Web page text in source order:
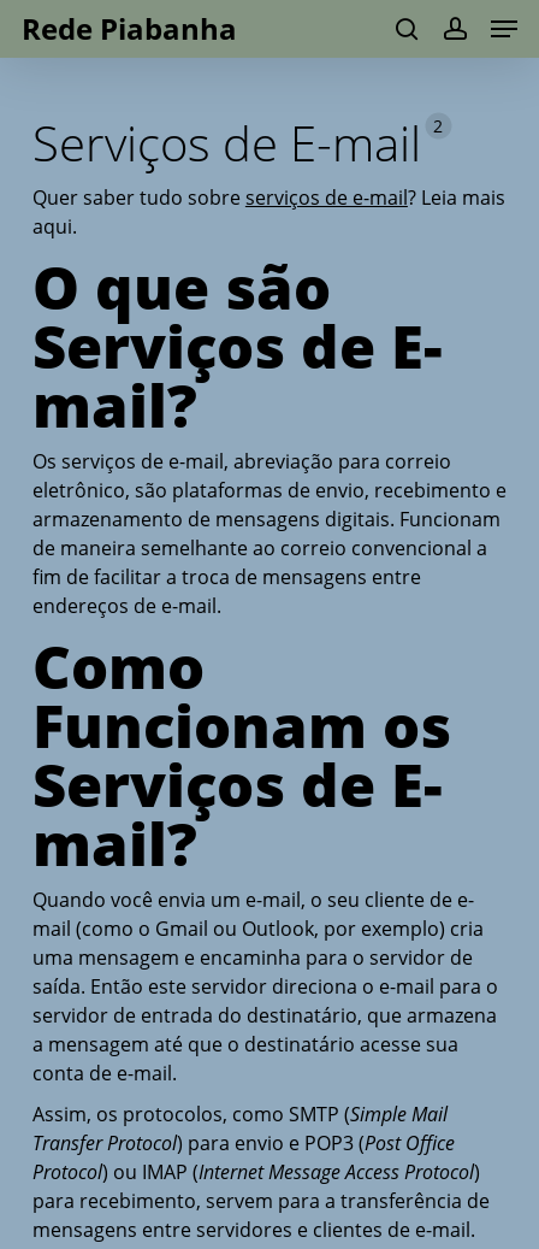
SkipRede Piabanha
searchaccount
Serviços de E-mail 2
Quer saber tudo sobreserviços de e-mail? Leia mais
aqui.
O que são
Serviços de E-
mail?
Os serviços de e-mail, abreviação para correio
eletrônico, são plataformas de envio, recebimento e
armazenamento de mensagens digitais. Funcionam
de maneira semelhante ao correio convencional a
fim de facilitar a troca de mensagens entre
endereços de e-mail.
Como
Funcionam os
Serviços de E-
mail?
Quando você envia um e-mail, o seu cliente de e-
mail (como o Gmail ou Outlook, por exemplo) cria
uma mensagem e encaminha para o servidor de
saída. Então este servidor direciona o e-mail para o
servidor de entrada do destinatário, que armazena
a mensagem até que o destinatário acesse sua
conta de e-mail.
Assim, os protocolos, como SMTP (Simple Mail
Transfer Protocol) para envio e POP3 (Post Office
Protocol) ou IMAP (Internet Message Access Protocol)
para recebimento, servem para a transferência de
mensagens entre servidores e clientes de e-mail.
Menu